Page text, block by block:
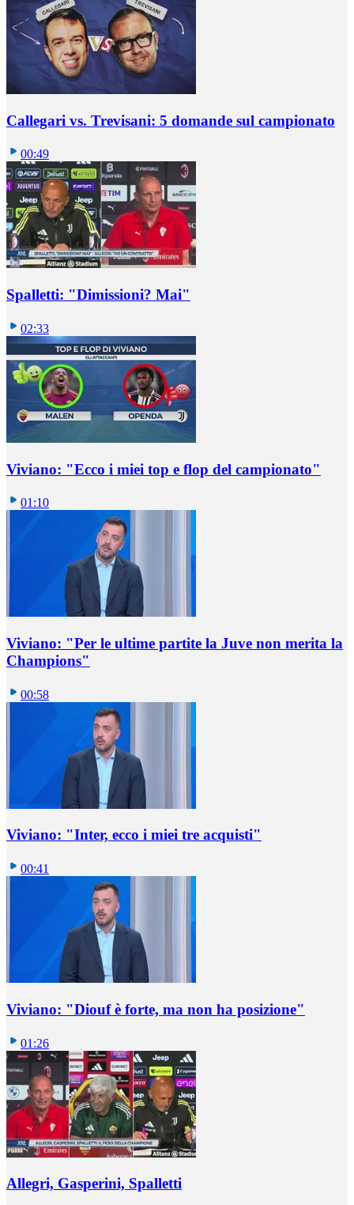
Callegari vs. Trevisani: 5 domande sul campionato
00:49
Spalletti: "Dimissioni? Mai"
02:33
Viviano: "Ecco i miei top e flop del campionato"
01:10
Viviano: "Per le ultime partite la Juve non merita la
Champions"
00:58
Viviano: "Inter, ecco i miei tre acquisti"
00:41
Viviano: "Diouf è forte, ma non ha posizione"
01:26
Allegri, Gasperini, Spalletti